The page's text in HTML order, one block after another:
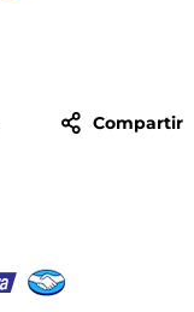
Compartir